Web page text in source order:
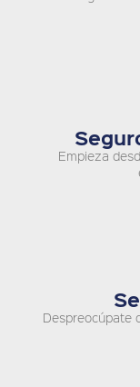
Empieza
Despreocúpate